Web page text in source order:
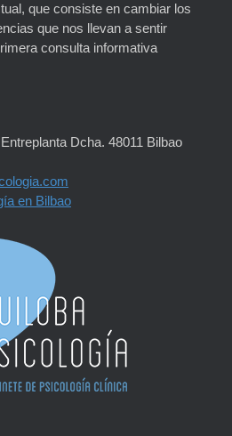
que consiste en cambiar los
que nos llevan a sentir
consulta informativa
Dcha. 48011 Bilbao
en Bilbao